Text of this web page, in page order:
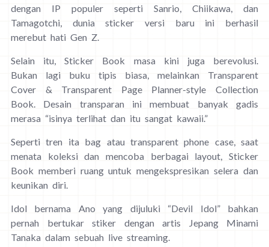
dengan IP populer seperti Sanrio, Chiikawa, dan
Tamagotchi, dunia sticker versi baru ini berhasil
merebut hati Gen Z.
Selain itu, Sticker Book masa kini juga berevolusi.
Bukan lagi buku tipis biasa, melainkan Transparent
Cover & Transparent Page Planner-style Collection
Book. Desain transparan ini membuat banyak gadis
merasa “isinya terlihat dan itu sangat kawaii.”
Seperti tren ita bag atau transparent phone case, saat
menata koleksi dan mencoba berbagai layout, Sticker
Book memberi ruang untuk mengekspresikan selera dan
keunikan diri.
Idol bernama Ano yang dijuluki “Devil Idol” bahkan
pernah bertukar stiker dengan artis Jepang Minami
Tanaka dalam sebuah live streaming.